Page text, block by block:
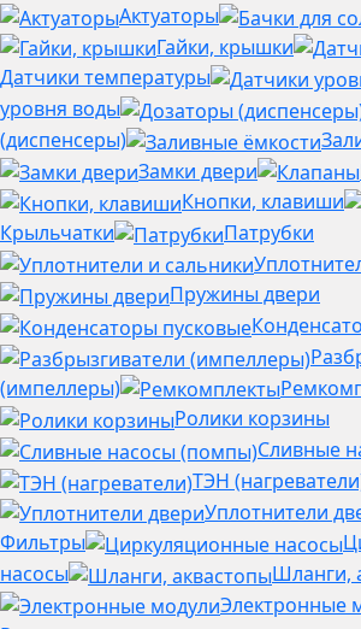
Актуаторы
Гайки, крышки
Датчики температуры
уровня воды
(диспенсеры)
Замки двери
Кнопки, клавиши
Крыльчатки
Патрубки
Пружины двери
(импеллеры)
Ролики корзины
Сливные
ТЭН
Уплотнители
Фильтры
насосы
Шланги,
Электронные